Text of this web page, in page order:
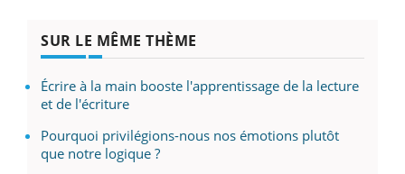
SUR LE MÊME THÈME
Écrire à la main booste l'apprentissage de la lecture
et de l'écriture
Pourquoi privilégions-nous nos émotions plutôt
que notre logique ?